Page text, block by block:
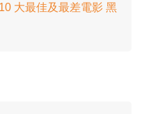
大最佳及最差電影 黑